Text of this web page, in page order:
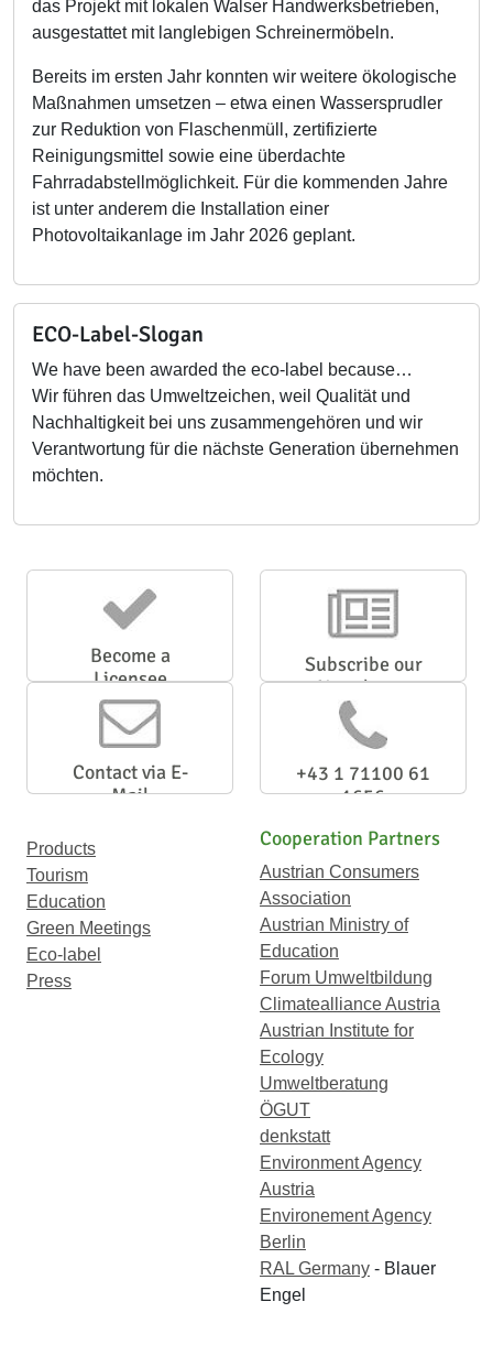
das Projekt mit lokalen Walser Handwerksbetrieben,
ausgestattet mit langlebigen Schreinermöbeln.
Bereits im ersten Jahr konnten wir weitere ökologische
Maßnahmen umsetzen – etwa einen Wassersprudler
zur Reduktion von Flaschenmüll, zertifizierte
Reinigungsmittel sowie eine überdachte
Fahrradabstellmöglichkeit. Für die kommenden Jahre
ist unter anderem die Installation einer
Photovoltaikanlage im Jahr 2026 geplant.
ECO-Label-Slogan
We have been awarded the eco-label because…
Wir führen das Umweltzeichen, weil Qualität und
Nachhaltigkeit bei uns zusammengehören und wir
Verantwortung für die nächste Generation übernehmen
möchten.
Become a
Licensee
Subscribe our
Newsletter
Contact via E-
Mail
+43 1 71100 61
1656
Products
Tourism
Education
Green Meetings
Eco-label
Press
Cooperation Partners
Austrian Consumers
Association
Austrian Ministry of
Education
Forum Umweltbildung
Climatealliance Austria
Austrian Institute for
Ecology
Umweltberatung
ÖGUT
denkstatt
Environment Agency
Austria
Environement Agency
Berlin
RAL Germany - Blauer
Engel